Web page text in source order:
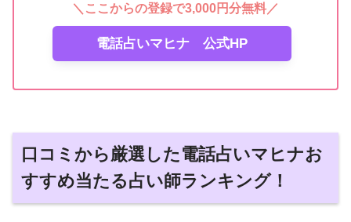
＼ここからの登録で3,000円分無料／
電話占いマヒナ 公式HP
口コミから厳選した電話占いマヒナお
すすめ当たる占い師ランキング！